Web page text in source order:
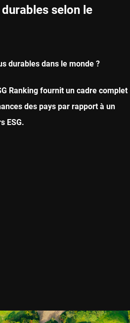
selon le
durables dans le monde ?
Ranking fournit un cadre complet
des pays par rapport à un
ESG.